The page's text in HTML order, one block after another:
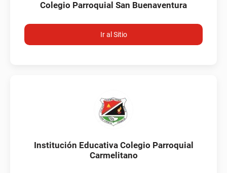
Colegio Parroquial San Buenaventura
Ir al Sitio
Institución Educativa Colegio Parroquial
Carmelitano